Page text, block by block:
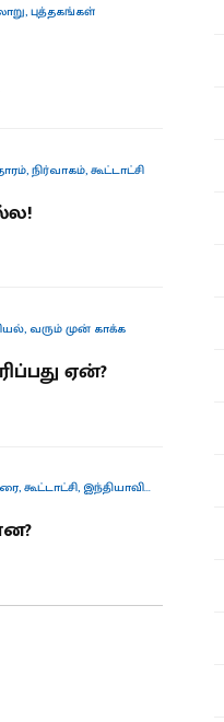
,புத்தகங்கள்
,நிர்வாகம்,கூட்டாட்சி
, வரும் முன் காக்க
ஏன்?
,கூட்டாட்சி, இந்தியாவின் குரல்கள்